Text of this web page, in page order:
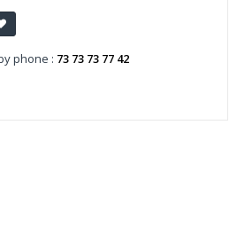
phone : 73 73 73 77 42